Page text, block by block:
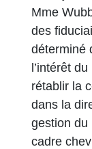
Mme
des
déterminé
l’intérêt
rétablir la
dans la
gestion du
cadre